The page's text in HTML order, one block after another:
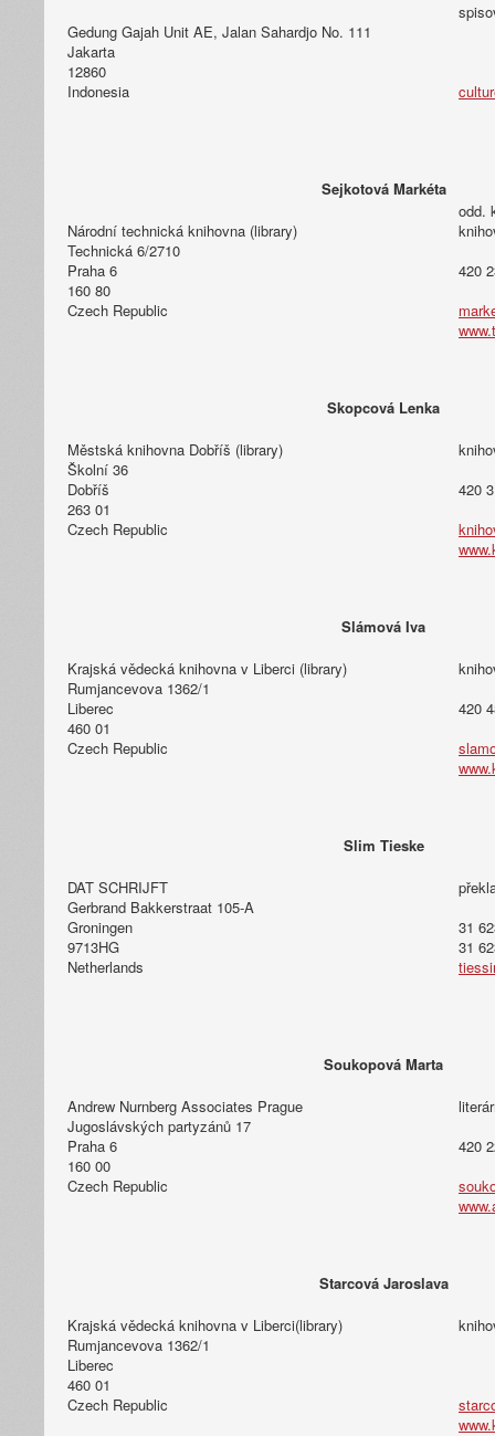
Gedung Gajah Unit AE, Jalan Sahardjo No. 111
Jakarta
12860
Indonesia
Sejkotová Markéta
Národní technická knihovna (library)
Technická 6/2710
Praha 6
160 80
Czech Republic
odd.
420
Skopcová Lenka
Městská knihovna Dobříš (library)
Školní 36
Dobříš
263 01
Czech Republic
420
Slámová Iva
Krajská vědecká knihovna v Liberci (library)
Rumjancevova 1362/1
Liberec
460 01
Czech Republic
420
Slim Tieske
DAT SCHRIJFT
Gerbrand Bakkerstraat 105-A
Groningen
9713HG
Netherlands
31
31
Soukopová Marta
Andrew Nurnberg Associates Prague
Jugoslávských partyzánů 17
Praha 6
160 00
Czech Republic
420
Starcová Jaroslava
Krajská vědecká knihovna v Liberci(library)
Rumjancevova 1362/1
Liberec
460 01
Czech Republic